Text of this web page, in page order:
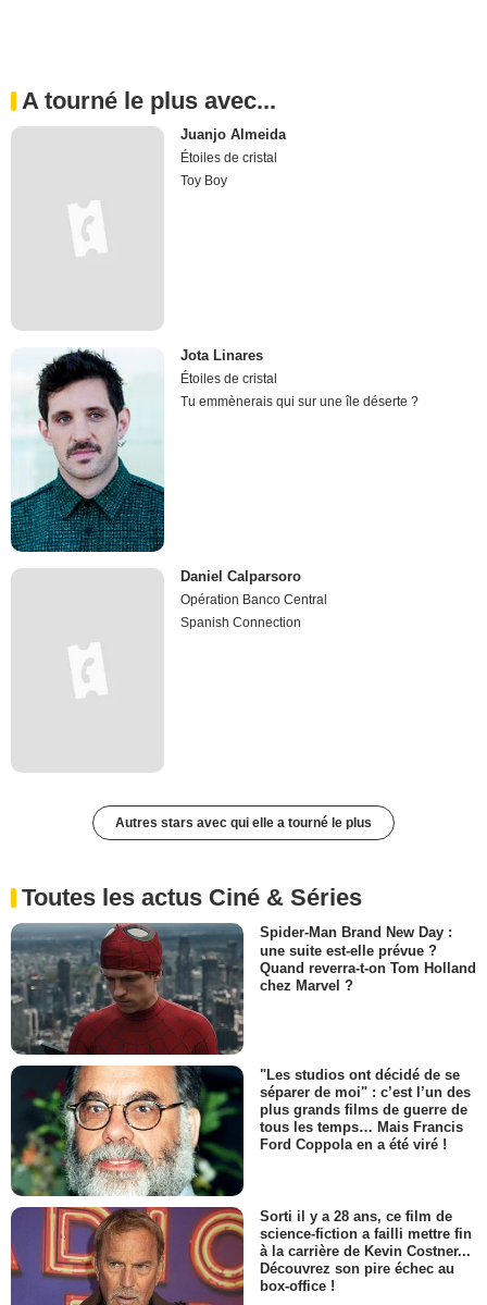
A tourné le plus avec...
Juanjo Almeida
Étoiles de cristal
Toy Boy
Jota Linares
Étoiles de cristal
Tu emmènerais qui sur une île déserte ?
Daniel Calparsoro
Opération Banco Central
Spanish Connection
Autres stars avec qui elle a tourné le plus
Toutes les actus Ciné & Séries
Spider-Man Brand New Day :
une suite est-elle prévue ?
Quand reverra-t-on Tom Holland
chez Marvel ?
"Les studios ont décidé de se
séparer de moi" : c’est l’un des
plus grands films de guerre de
tous les temps… Mais Francis
Ford Coppola en a été viré !
Sorti il y a 28 ans, ce film de
science-fiction a failli mettre fin
à la carrière de Kevin Costner...
Découvrez son pire échec au
box-office !